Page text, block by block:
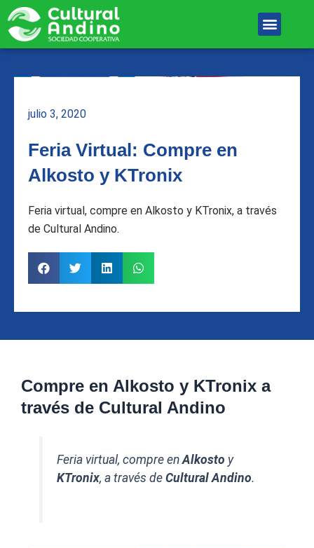
contenido
Menu
julio 3, 2020
Feria Virtual: Compre en
Alkosto y KTronix
Feria virtual, compre en Alkosto y KTronix, a través
de Cultural Andino.
Compre en Alkosto y KTronix a
través de Cultural Andino
Feria virtual, compre enAlkosto y
KTronix, a través deCultural Andino.